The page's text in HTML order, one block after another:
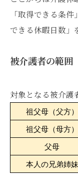
「取得できる条
できる休暇日数」
被介護者の範囲
対象となる被介護
祖父母（父方）
祖父母（母方）
父母
本人の兄弟姉妹